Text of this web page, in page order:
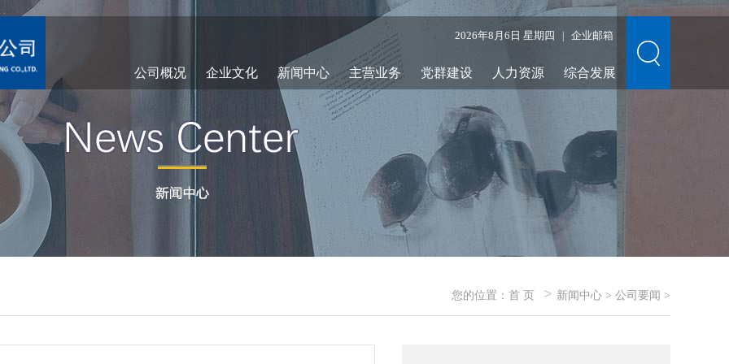
2026年8月6日 星期四 企业邮箱
公司概况 企业文化 新闻中心 主营业务 党群建设 人力资源 综合发展
您的位置： 首 页 > 新闻中心 > 公司要闻 >